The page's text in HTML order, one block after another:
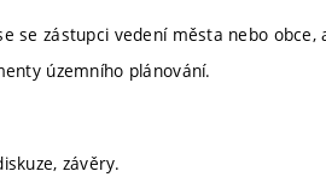
se zástupci vedení města nebo obce,
územního plánování.
závěry.